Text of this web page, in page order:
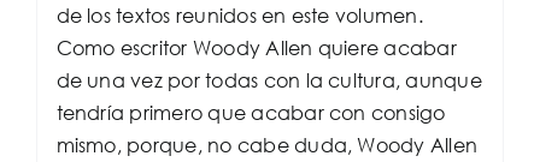
de los textos reunidos en este volumen.
Como escritor Woody Allen quiere acabar
de una vez por todas con la cultura, aunque
tendría primero que acabar con consigo
mismo, porque, no cabe duda, Woody Allen